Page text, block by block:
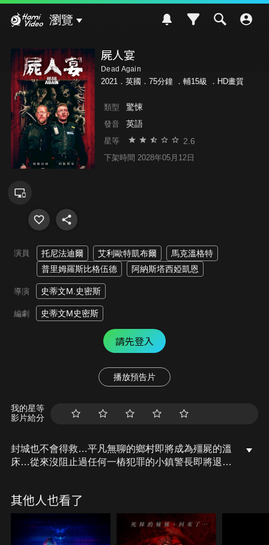
瀏覽
屍人宴
Dead Again
2021．英國．75分鐘 ． 輔15級 ．HD畫質
類型 驚悚
發音 英語
星等 2.6
下架時間 2028年05月12日
演員 托尼法迪爾 艾利歐特凱布爾
馬克溫格特
普里姆羅斯比格伍德
阿納斯塔西婭凱恩
導演 史蒂文M.史密斯
編劇 史蒂文M史密斯
請先登入
播放預告片
我的星等
影片給分
封城也不會得救…平凡無聊的鄉村即將成為殭屍的溫
床…從來沒阻止過任何一樁犯罪的小鎮警長即將退
鎮，這時候封城還來得及嗎？！
其他人也看了